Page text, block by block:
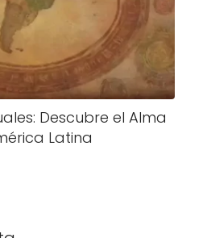
Descubre el Alma
Latina